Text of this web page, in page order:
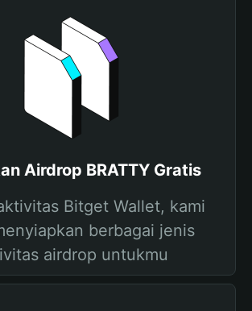
Airdrop BRATTY Gratis
Bitget Wallet, kami
berbagai jenis
airdrop untukmu